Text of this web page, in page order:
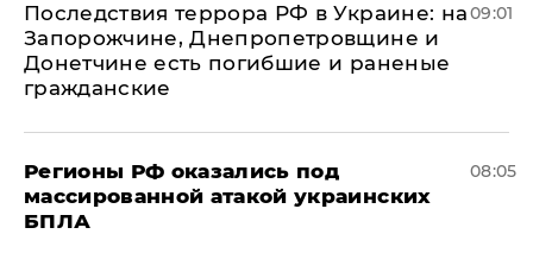
Последствия террора РФ в Украине: на
Запорожчине, Днепропетровщине и
Донетчине есть погибшие и раненые
гражданские
09:01
Регионы РФ оказались под
массированной атакой украинских
БПЛА
08:05